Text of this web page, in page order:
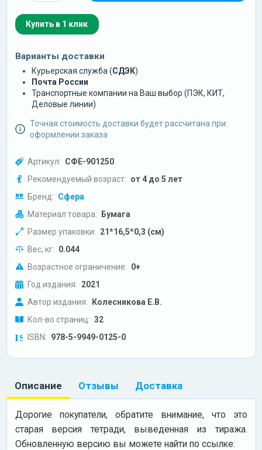
Купить в 1 клик
Варианты доставки
Курьерская служба (СДЭК)
Почта России
Транспортные компании на Ваш выбор (ПЭК, КИТ,
Деловые линии)
Точная стоимость доставки будет рассчитана при
оформлении заказа
Артикул: СФЕ-901250
Рекомендуемый возраст: от 4 до 5 лет
Бренд: Сфера
Материал товара: Бумага
Размер упаковки: 21*16,5*0,3 (см)
Вес, кг: 0.044
Возрастное ограничение: 0+
Год издания: 2021
Автор издания: Колесникова Е.В.
Кол-во страниц: 32
ISBN: 978-5-9949-0125-0
Описание Отзывы Доставка
Дорогие покупатели, обратите внимание, что это
старая версия тетради, выведенная из тиража.
Обновленную версию вы можете найти по ссылке: